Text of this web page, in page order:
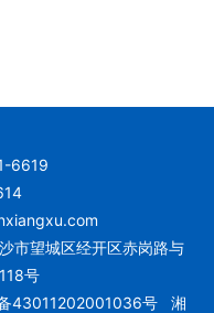
6619
市望城区经开区赤岗路与
号
43011202001036号
湘